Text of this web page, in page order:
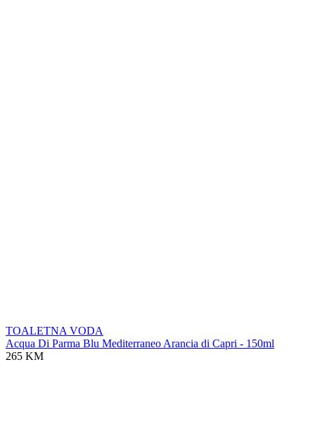
TOALETNA VODA
Acqua Di Parma Blu Mediterraneo Arancia di Capri - 150ml
265 KM